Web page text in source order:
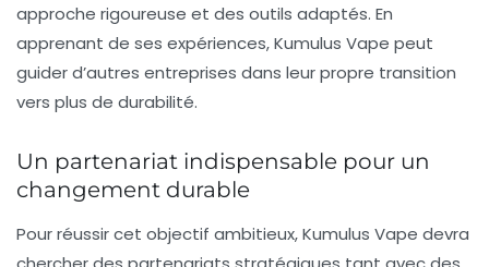
approche rigoureuse et des outils adaptés. En
apprenant de ses expériences, Kumulus Vape peut
guider d’autres entreprises dans leur propre transition
vers plus de durabilité.
Un partenariat indispensable pour un
changement durable
Pour réussir cet objectif ambitieux, Kumulus Vape devra